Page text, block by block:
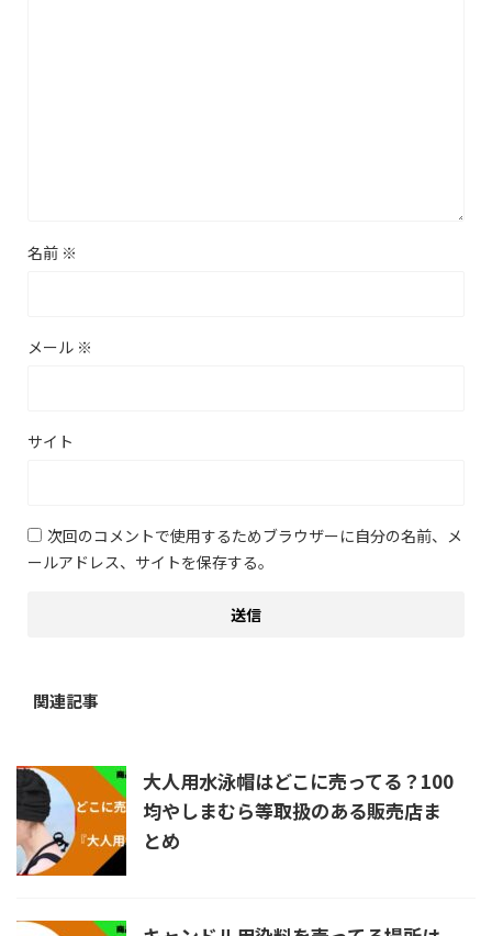
名前 ※
メール ※
サイト
次回のコメントで使用するためブラウザーに自分の名前、メ
ールアドレス、サイトを保存する。
関連記事
大人用水泳帽はどこに売ってる？100
均やしまむら等取扱のある販売店ま
とめ